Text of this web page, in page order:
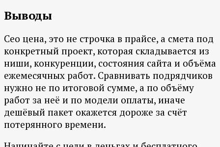
Выводы
Сео цена, это не строчка в прайсе, а смета под
конкретный проект, которая складывается из
ниши, конкуренции, состояния сайта и объёма
ежемесячных работ. Сравнивать подрядчиков
нужно не по итоговой сумме, а по объёму
работ за неё и по модели оплаты, иначе
дешёвый пакет окажется дороже за счёт
потерянного времени.